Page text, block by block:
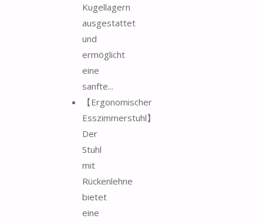
Kugellagern
ausgestattet
und
ermöglicht
eine
sanfte...
【Ergonomischer
Esszimmerstuhl】
Der
Stuhl
mit
Rückenlehne
bietet
eine